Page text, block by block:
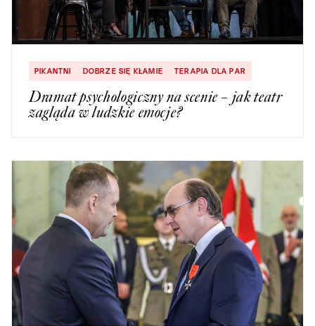
PIKANTNI DOBRZE SIĘ KŁAMIE TERAPIA DLA PAR
Dramat psychologiczny na scenie – jak teatr
zagląda w ludzkie emocje?